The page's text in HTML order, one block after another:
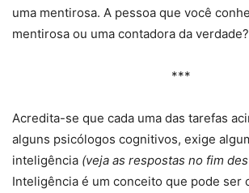
uma mentirosa. A pessoa que você
mentirosa ou uma contadora da verdade?
***
Acredita-se que cada uma das tarefas
alguns psicólogos cognitivos, exige
inteligência (veja as respostas no fim
Inteligência é um conceito que pode ser